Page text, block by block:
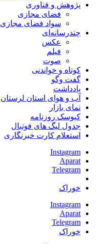
پژوهش و فناوری
فضای مجازی
سواد فضای مجازی
چندرسانه‌ای
عكس
فیلم
صوت
کوتاه و خواندنی
گفت وگو
یادداشت
آب و هوای استان لرستان
نمای بازار
کیوسک روزنامه
جدول لیگ های فوتبال
استعلام کارت خبرنگاری
Instagram
Aparat
Telegram
خوراک
Instagram
Aparat
Telegram
خوراک